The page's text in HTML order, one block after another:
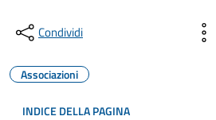
Condividi
Associazioni
INDICE DELLA PAGINA